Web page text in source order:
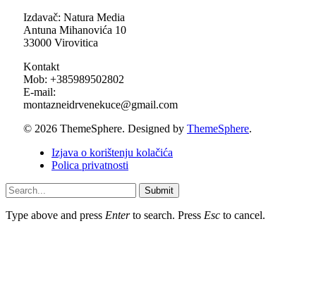
Izdavač: Natura Media
Antuna Mihanovića 10
33000 Virovitica
Kontakt
Mob: +385989502802
E-mail:
montazneidrvenekuce@gmail.com
© 2026 ThemeSphere. Designed by ThemeSphere.
Izjava o korištenju kolačića
Polica privatnosti
Submit
Type above and press Enterto search. Press Esc to cancel.